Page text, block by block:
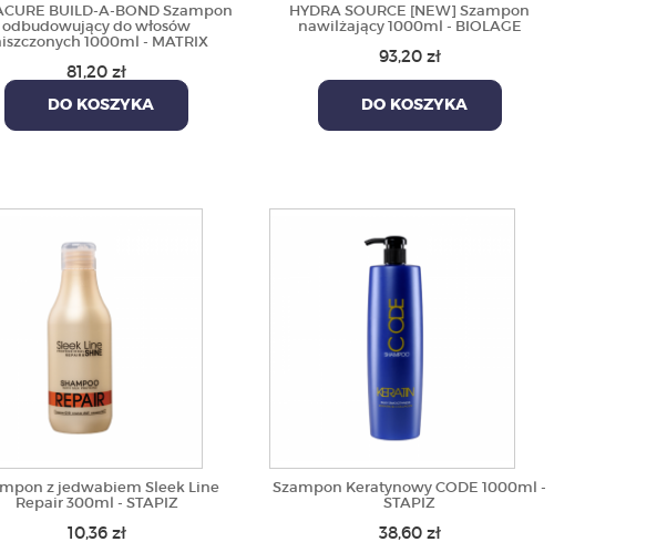
BUILD-A-BOND Szampon
odbudowujący do włosów
1000ml - MATRIX
81,20 zł
DO KOSZYKA
HYDRA SOURCE [NEW] Szampon
nawilżający 1000ml - BIOLAGE
93,20 zł
DO KOSZYKA
z jedwabiem Sleek Line
Repair 300ml - STAPIZ
10,36 zł
Szampon Keratynowy CODE 1000ml -
STAPIZ
38,60 zł